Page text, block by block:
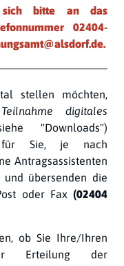
sich bitte an das
02404-
stellen möchten,
digitales
"Downloads")
für Sie, je nach
Antragsassistenten
und übersenden die
oder Fax (02404
ob Sie Ihre/Ihren
Erteilung der